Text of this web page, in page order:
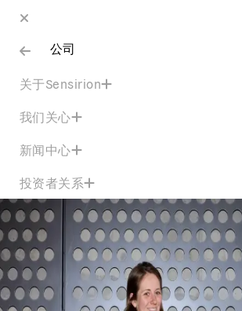
公司
关于Sensirion
我们关心
新闻中心
投资者关系